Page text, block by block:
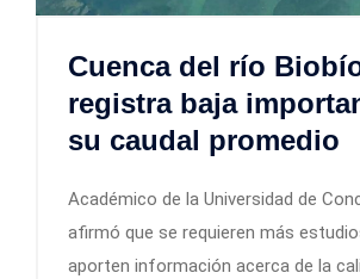
Cuenca del río
registra baja
su caudal promedio
Académico de la Universidad de
afirmó que se requieren más
aporten información acerca de la